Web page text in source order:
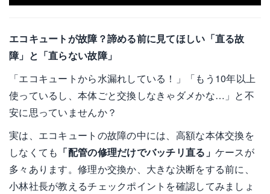
エコキュートが故障？諦める前に見てほしい「直る故
障」と「直らない故障」
「エコキュートから水漏れしている！」「もう10年以上
使っているし、本体ごと交換しなきゃダメかな…」と不
安に思っていませんか？
実は、エコキュートの故障の中には、高額な本体交換を
しなくても 「配管の修理だけでバッチリ直る」 ケースが
多々あります。修理か交換か、大きな決断をする前に、
小林社長が教えるチェックポイントを確認してみましょ